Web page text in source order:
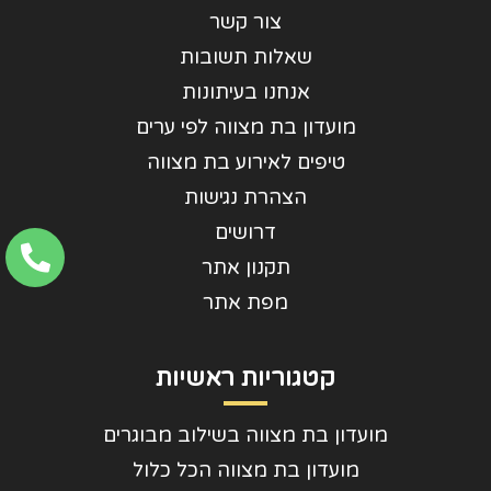
צור קשר
שאלות תשובות
אנחנו בעיתונות
מועדון בת מצווה לפי ערים
טיפים לאירוע בת מצווה
הצהרת נגישות
דרושים
תקנון אתר
מפת אתר
קטגוריות ראשיות
מועדון בת מצווה בשילוב מבוגרים
מועדון בת מצווה הכל כלול